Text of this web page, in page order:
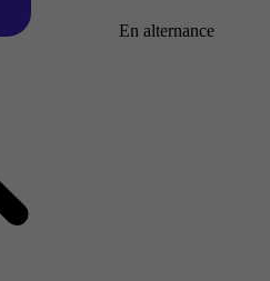
En alternance